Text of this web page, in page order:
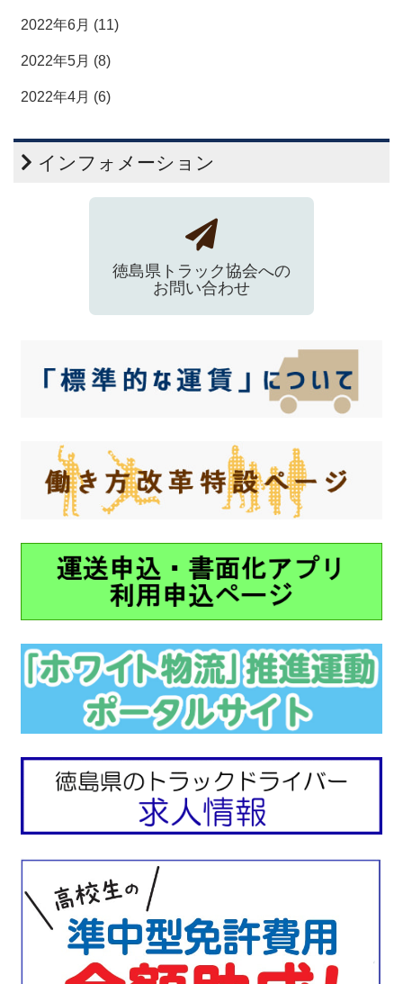
2022年6月 (11)
2022年5月 (8)
2022年4月 (6)
インフォメーション
徳島県トラック協会への
お問い合わせ